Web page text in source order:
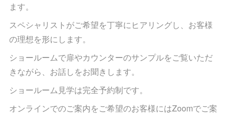
ます。
スペシャリストがご希望を丁寧にヒアリングし、お客様
の理想を形にします。
ショールームで扉やカウンターのサンプルをご覧いただ
きながら、お話しをお聞きします。
ショールーム見学は完全予約制です。
オンラインでのご案内をご希望のお客様にはZoomでご案